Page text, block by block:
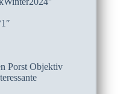
Porst Objektiv